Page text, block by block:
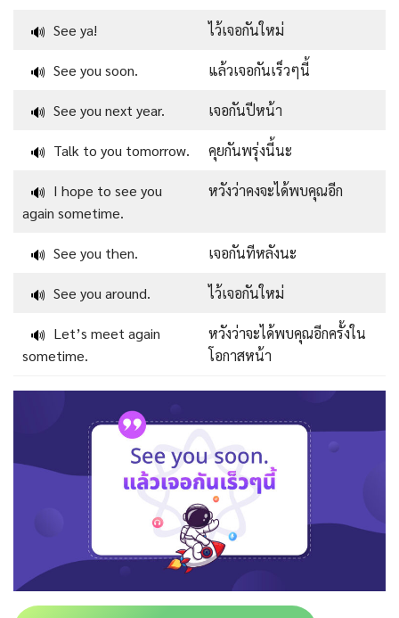
🔊 See ya! ไว้เจอกันใหม่
🔊 See you soon. แล้วเจอกันเร็วๆนี้
🔊 See you next year. เจอกันปีหน้า
🔊 Talk to you tomorrow. คุยกันพรุ่งนี้นะ
🔊 I hope to see you
again sometime.
หวังว่าคงจะได้พบคุณอีก
🔊 See you then. เจอกันทีหลังนะ
🔊 See you around. ไว้เจอกันใหม่
🔊 Let’s meet again
sometime.
หวังว่าจะได้พบคุณอีกครั้งใน
โอกาสหน้า